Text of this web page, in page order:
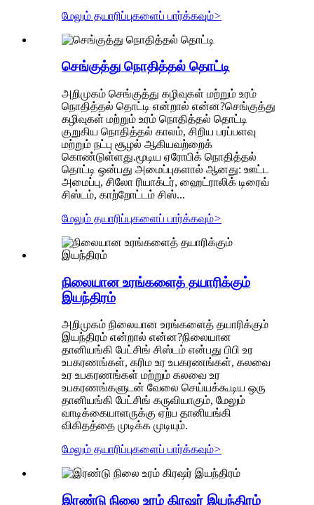
மேலும் தயாரிப்புகளைப் பார்க்கவும்>
செங்குத்து நொதித்தல் தொட்டி
அறிமுகம் செங்குத்து கழிவுகள் மற்றும் உரம்
நொதித்தல் தொட்டி என்றால் என்ன?செங்குத்து
கழிவுகள் மற்றும் உரம் நொதித்தல் தொட்டி
குறுகிய நொதித்தல் காலம், சிறிய பரப்பளவு
மற்றும் நட்பு சூழல் ஆகியவற்றைக்
கொண்டுள்ளது.மூடிய ஏரோபிக் நொதித்தல்
தொட்டி ஒன்பது அமைப்புகளால் ஆனது: ஊட்ட
அமைப்பு, சிலோ ரியாக்டர், ஹைட்ராலிக் டிரைவ்
சிஸ்டம், காற்றோட்டம் சிஸ்...
மேலும் தயாரிப்புகளைப் பார்க்கவும்>
நிலையான உரங்களைத் தயாரிக்கும்
இயந்திரம்
அறிமுகம் நிலையான உரங்களைத் தயாரிக்கும்
இயந்திரம் என்றால் என்ன?நிலையான
தானியங்கி பேட்சிங் சிஸ்டம் என்பது பிபி உர
உபகரணங்கள், கரிம உர உபகரணங்கள், கலவை
உர உபகரணங்கள் மற்றும் கலவை உர
உபகரணங்களுடன் வேலை செய்யக்கூடிய ஒரு
தானியங்கி பேட்சிங் கருவியாகும், மேலும்
வாடிக்கையாளருக்கு ஏற்ப தானியங்கி
விகிதத்தை முடிக்க முடியும்.
மேலும் தயாரிப்புகளைப் பார்க்கவும்>
இரண்டு நிலை உரம் கிரஷர் இயந்திரம்